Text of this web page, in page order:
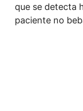
que se detecta
paciente no